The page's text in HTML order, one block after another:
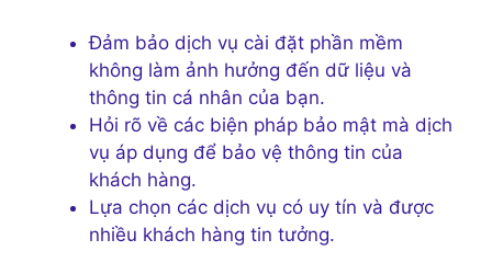
Đảm bảo dịch vụ cài đặt phần mềm
không làm ảnh hưởng đến dữ liệu và
thông tin cá nhân của bạn.
Hỏi rõ về các biện pháp bảo mật mà dịch
vụ áp dụng để bảo vệ thông tin của
khách hàng.
Lựa chọn các dịch vụ có uy tín và được
nhiều khách hàng tin tưởng.